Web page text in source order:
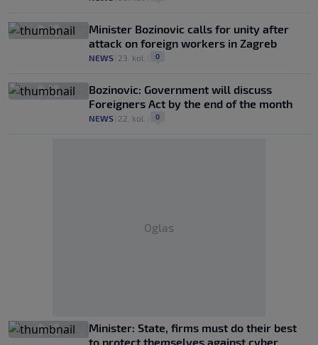
Minister Bozinovic calls for unity after
attack on foreign workers in Zagreb
NEWS 23. kol. 0
Bozinovic: Government will discuss
Foreigners Act by the end of the month
NEWS 22. kol. 0
Oglas
Minister: State, firms must do their best
to protect themselves against cyber